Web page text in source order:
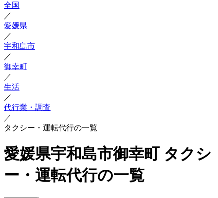
全国
／
愛媛県
／
宇和島市
／
御幸町
／
生活
／
代行業・調査
／
タクシー・運転代行の一覧
愛媛県宇和島市御幸町 タクシ
ー・運転代行の一覧